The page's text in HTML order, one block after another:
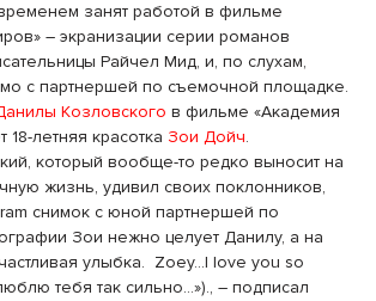
занят работой в фильме
– экранизации серии романов
Райчел Мид, и, по слухам,
с партнершей по съемочной площадке.
Козловского в фильме «Академия
18-летняя красотка Зои Дойч.
который вообще-то редко выносит на
жизнь, удивил своих поклонников,
снимок с юной партнершей по
Зои нежно целует Данилу, а на
улыбка. Zoey…I love you so
тебя так сильно…»)., – подписал